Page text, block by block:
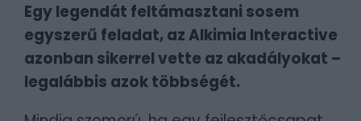
Egy legendát feltámasztani sosem
egyszerű feladat, az Alkimia Interactive
azonban sikerrel vette az akadályokat –
legalábbis azok többségét.